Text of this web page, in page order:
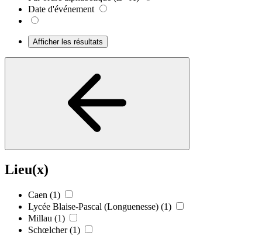
Date d'événement
Afficher les résultats
Lieu(x)
Caen (1)
Lycée Blaise-Pascal (Longuenesse) (1)
Millau (1)
Schœlcher (1)